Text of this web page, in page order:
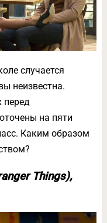
случается
неизвестна.
перед
на пяти
Каким образом
Things),